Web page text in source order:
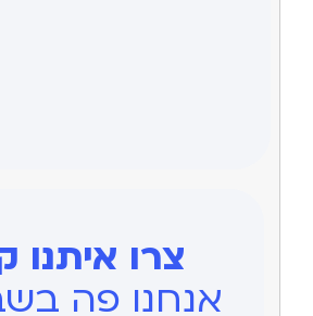
צרו איתנו
אנחנו פה